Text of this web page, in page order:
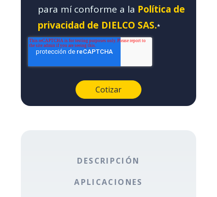
para mí conforme a la Política de
privacidad de DIELCO SAS.*
DESCRIPCIÓN
APLICACIONES